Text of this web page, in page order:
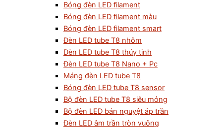
Bóng đèn LED filament
Bóng đèn LED filament màu
Bóng đèn LED filament smart
Đèn LED tube T8 nhôm
Đèn LED tube T8 thủy tinh
Đèn LED tube T8 Nano + Pc
Máng đèn LED tube T8
Bóng đèn LED tube T8 sensor
Bộ đèn LED tube T8 siêu mỏng
Bộ đèn LED bán nguyệt áp trần
Đèn LED âm trần tròn vuông